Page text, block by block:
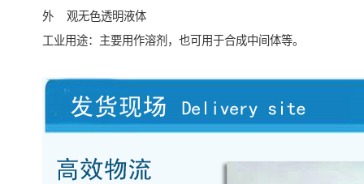
外 观无色透明液体
工业用途：主要用作溶剂，也可用于合成中间体等。